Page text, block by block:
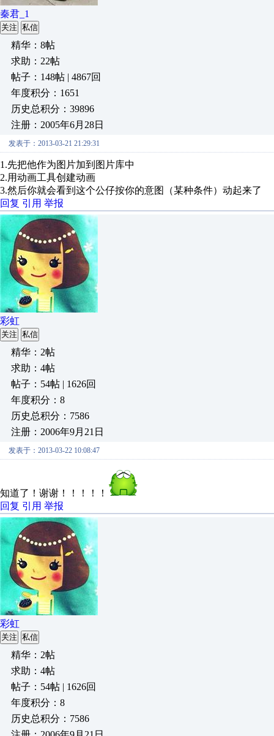
秦君_1
关注 私信
精华：8帖
求助：22帖
帖子：148帖 | 4867回
年度积分：1651
历史总积分：39896
注册：2005年6月28日
发表于：2013-03-21 21:29:31
1.先把他作为图片加到图片库中
2.用动画工具创建动画
3.然后你就会看到这个公仔按你的意图（某种条件）动起来了
回复 引用 举报
彩虹
关注 私信
精华：2帖
求助：4帖
帖子：54帖 | 1626回
年度积分：8
历史总积分：7586
注册：2006年9月21日
发表于：2013-03-22 10:08:47
知道了！谢谢！！！！！
回复 引用 举报
彩虹
关注 私信
精华：2帖
求助：4帖
帖子：54帖 | 1626回
年度积分：8
历史总积分：7586